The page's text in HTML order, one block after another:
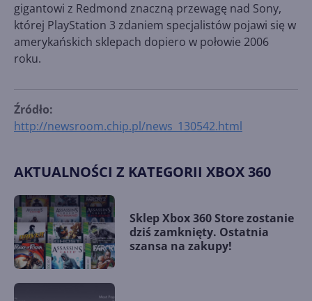
gigantowi z Redmond znaczną przewagę nad Sony,
której PlayStation 3 zdaniem specjalistów pojawi się w
amerykańskich sklepach dopiero w połowie 2006
roku.
Źródło:
http://newsroom.chip.pl/news_130542.html
AKTUALNOŚCI Z KATEGORII XBOX 360
Sklep Xbox 360 Store zostanie
dziś zamknięty. Ostatnia
szansa na zakupy!